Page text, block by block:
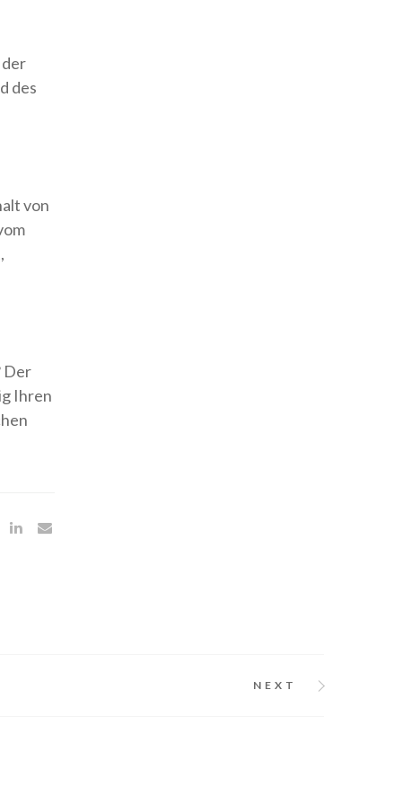
des
von
Der
Ihren
NEXT